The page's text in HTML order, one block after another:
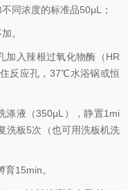
同浓度的标准品50μL；
。
加入辣根过氧化物酶（HR
反应孔，37℃水浴锅或恒
涤液 （350μL ）
，静置1mi
洗板5次（也可用洗板机洗
15min。